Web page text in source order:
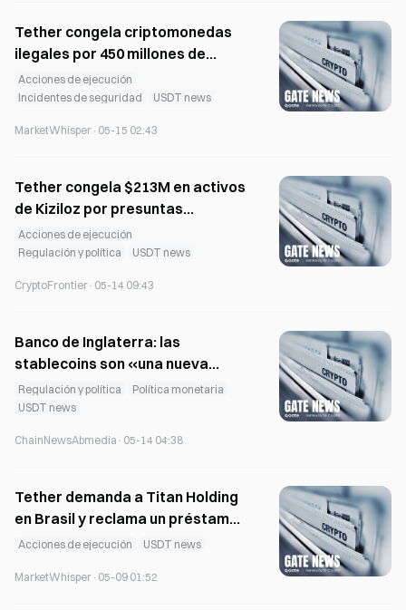
Tether congela criptomonedas
ilegales por 450 millones de
dólares; FATF la califica como un
recurso valioso para la
Acciones de ejecución
Incidentes de seguridad
USDT news
MarketWhisper · 05-15 02:43
Tether congela $213M en activos
de Kiziloz por presuntas
acusaciones de impuestos en
Brasil y venta de tokens
Acciones de ejecución
Regulación y política
USDT news
CryptoFrontier · 05-14 09:43
Banco de Inglaterra: las
stablecoins son «una nueva
forma de dinero» y no discrimina
frente a los depósitos
Regulación y política
Política monetaria
USDT news
ChainNewsAbmedia · 05-14 04:38
Tether demanda a Titan Holding
en Brasil y reclama un préstamo
en mora de 300 millones de
Acciones de ejecución USDT news
MarketWhisper · 05-09 01:52